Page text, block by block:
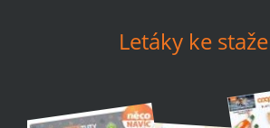
Letáky ke